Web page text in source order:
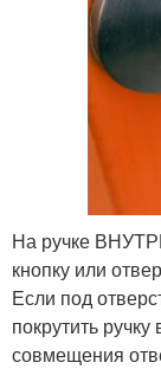
На ручке
кнопку или
Если под
покрутить
совмещения